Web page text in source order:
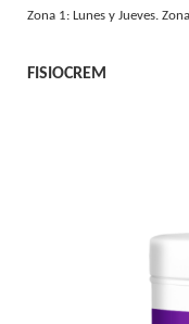
Zona 1: Lunes y Jueves.
FISIOCREM